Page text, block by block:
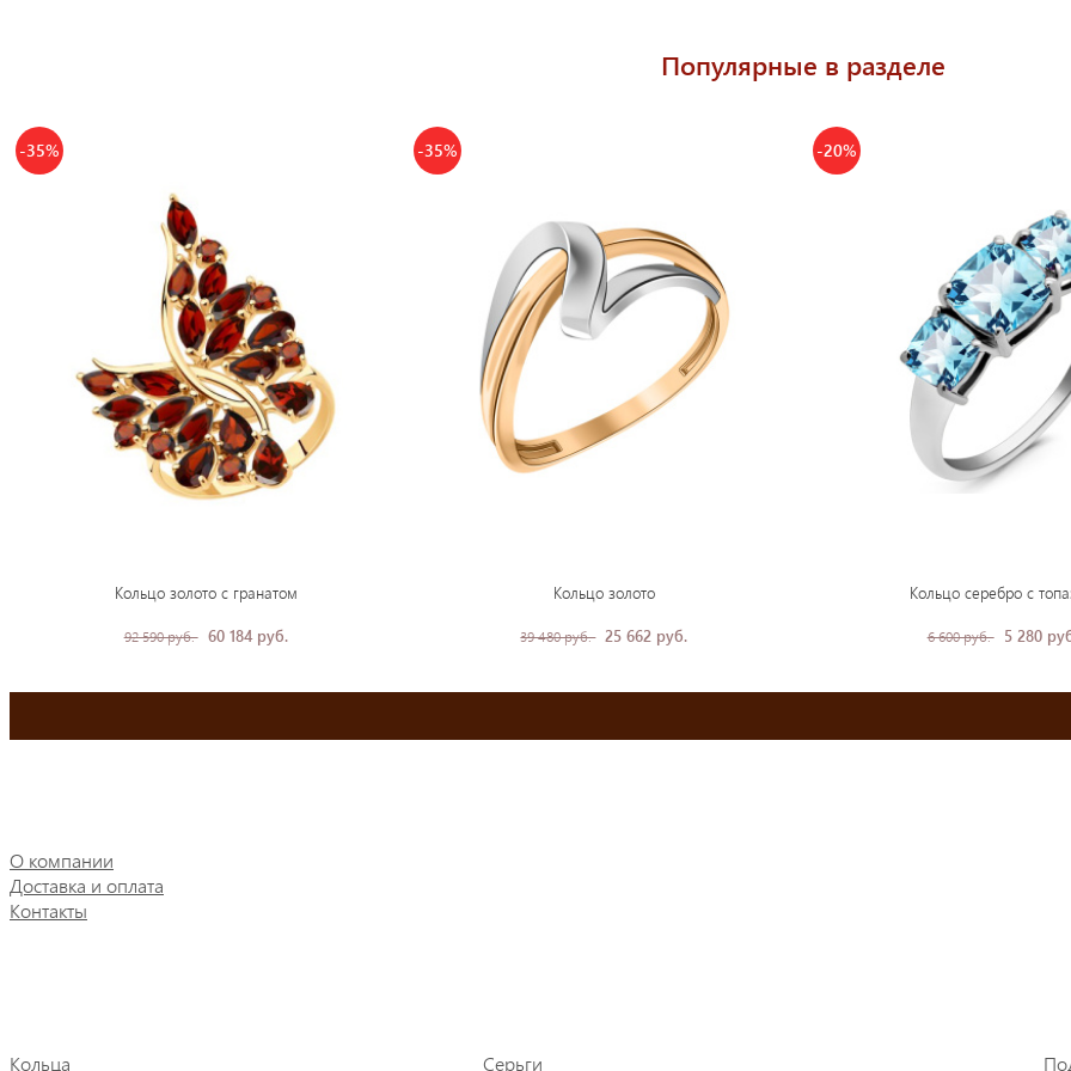
Популярные в разделе
-35%
Кольцо золото с гранатом
92 590 руб. 60 184 руб.
-35%
Кольцо золото
39 480 руб. 25 662 руб.
-20%
Кольцо серебро с
6 600 руб. 5 280
О компании
Доставка и оплата
Контакты
Кольца Серьги